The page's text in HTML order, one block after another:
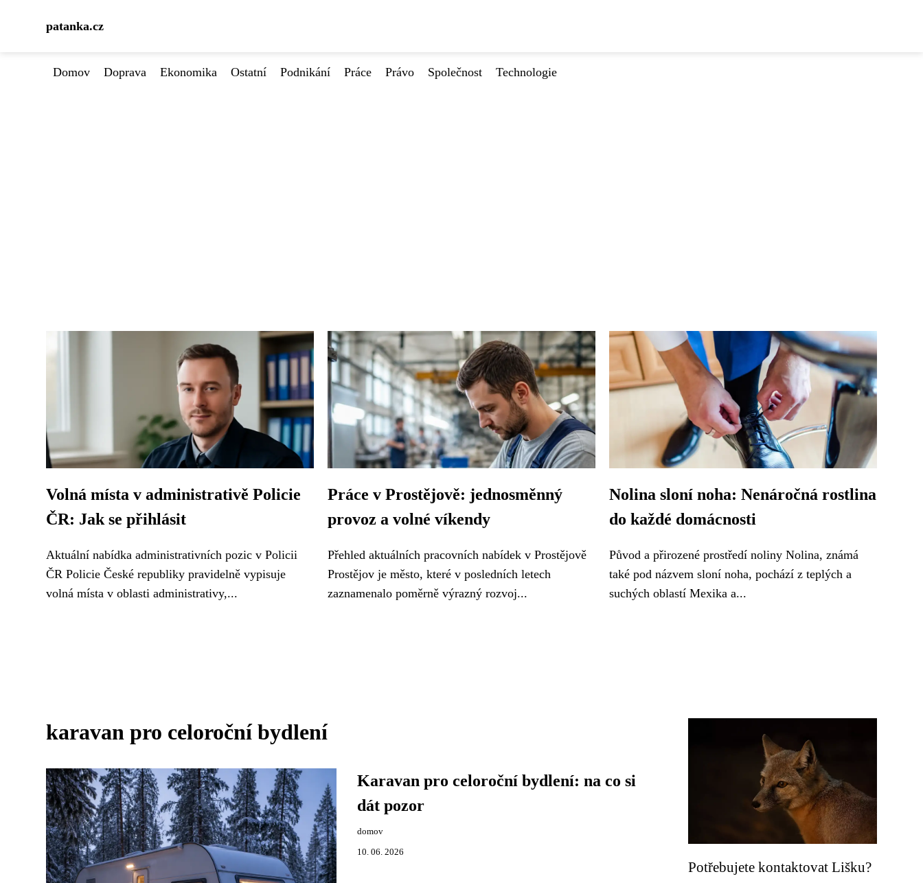
patanka.cz
Domov Doprava Ekonomika Ostatní Podnikání Práce Právo Společnost Technologie
Volná místa v administrativě Policie
ČR: Jak se přihlásit
Aktuální nabídka administrativních pozic v Policii
ČR Policie České republiky pravidelně vypisuje
volná místa v oblasti administrativy,...
Práce v Prostějově: jednosměnný
provoz a volné víkendy
Přehled aktuálních pracovních nabídek v Prostějově
Prostějov je město, které v posledních letech
zaznamenalo poměrně výrazný rozvoj...
Nolina sloní noha: Nenáročná rostlina
do každé domácnosti
Původ a přirozené prostředí noliny Nolina, známá
také pod názvem sloní noha, pochází z teplých a
suchých oblastí Mexika a...
karavan pro celoroční bydlení
Karavan pro celoroční bydlení: na co si
dát pozor
domov
10. 06. 2026
Potřebujete kontaktovat Lišku?